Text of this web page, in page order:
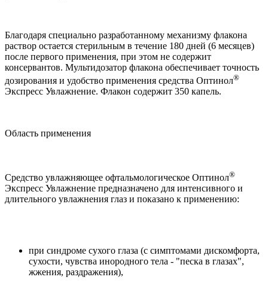
Благодаря специально разработанному механизму флакона
раствор остается стерильным в течение 180 дней (6 месяцев)
после первого применения, при этом не содержит
консервантов. Мультидозатор флакона обеспечивает точность
дозирования и удобство применения средства Оптинол®
Экспресс Увлажнение. Флакон содержит 350 капель.
Область применения
Средство увлажняющее офтальмологическое Оптинол®
Экспресс Увлажнение предназначено для интенсивного и
длительного увлажнения глаз и показано к применению:
при синдроме сухого глаза (с симптомами дискомфорта,
сухости, чувства инородного тела - "песка в глазах",
жжения, раздражения),